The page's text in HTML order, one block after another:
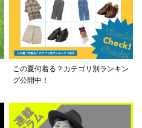
この夏何着る？カテゴリ別ランキン
グ公開中！